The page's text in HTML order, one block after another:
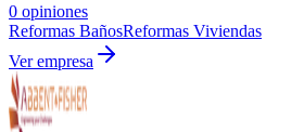
0 opiniones
Reformas BañosReformas Viviendas
Ver empresa